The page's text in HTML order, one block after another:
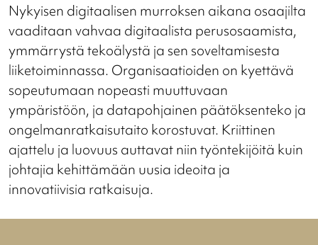
Nykyisen digitaalisen murroksen aikana osaajilta
vaaditaan vahvaa digitaalista perusosaamista,
ymmärrystä tekoälystä ja sen soveltamisesta
liiketoiminnassa. Organisaatioiden on kyettävä
sopeutumaan nopeasti muuttuvaan
ympäristöön, ja datapohjainen päätöksenteko ja
ongelmanratkaisutaito korostuvat. Kriittinen
ajattelu ja luovuus auttavat niin työntekijöitä kuin
johtajia kehittämään uusia ideoita ja
innovatiivisia ratkaisuja.